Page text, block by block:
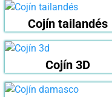
Cojín tailandés
Cojín 3D